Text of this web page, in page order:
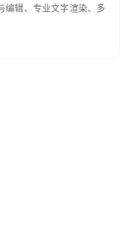
编辑、专业文字渲染、多